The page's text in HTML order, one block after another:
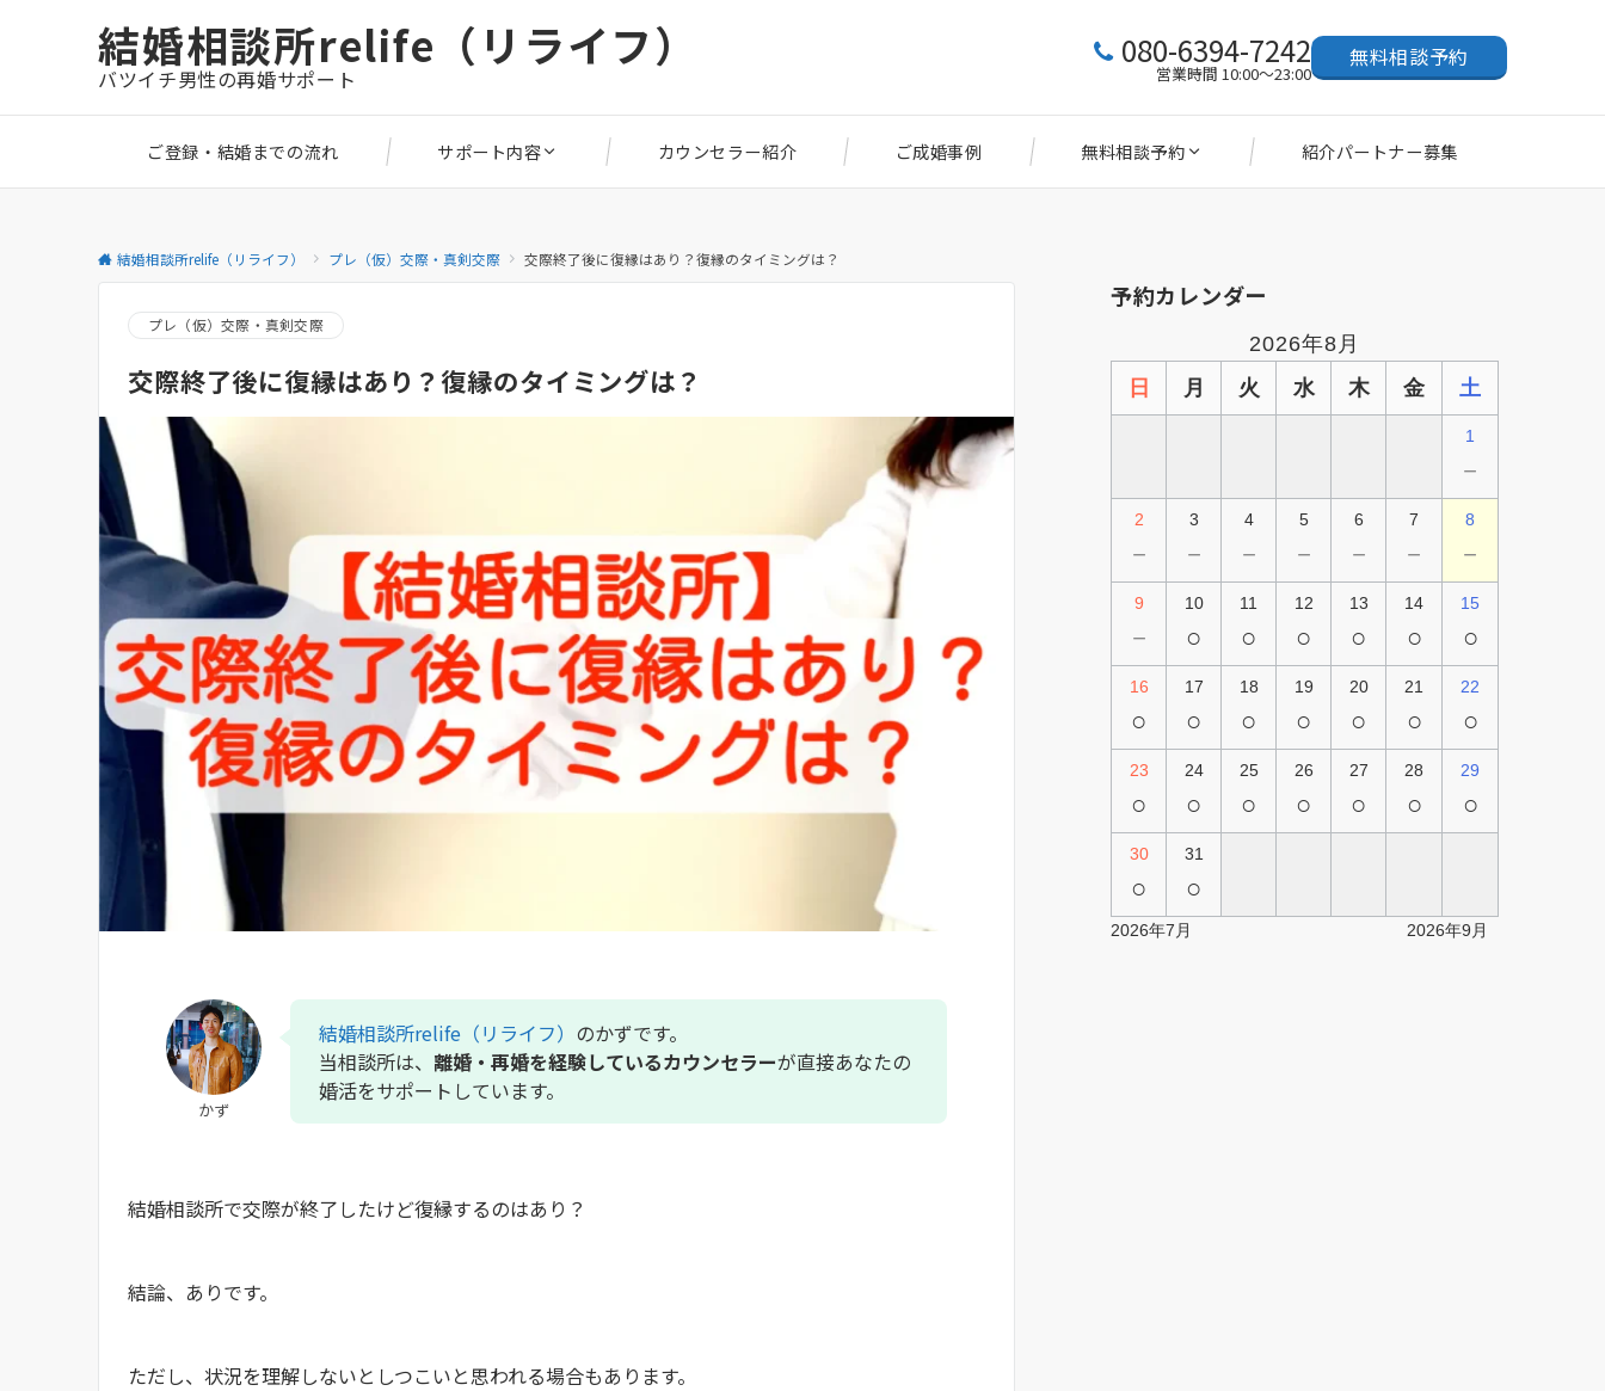
結婚相談所relife（リライフ）
バツイチ男性の再婚サポート
080-6394-7242
営業時間 10:00～23:00
無料相談予約
ご登録・結婚までの流れ サポート内容 カウンセラー紹介 ご成婚事例 無料相談予約 紹介パートナー募集
結婚相談所relife（リライフ） プレ（仮）交際・真剣交際 交際終了後に復縁はあり？復縁のタイミングは？
プレ（仮）交際・真剣交際
交際終了後に復縁はあり？復縁のタイミングは？
かず
結婚相談所relife（リライフ） のかずです。
当相談所は、 離婚・再婚を経験しているカウンセラーが直接あなたの
婚活をサポートしています。
結婚相談所で交際が終了したけど復縁するのはあり？
結論、ありです。
ただし、状況を理解しないとしつこいと思われる場合もあります。
予約カレンダー
2026年8月
日
月 火 水 木 金 土
1
－
2
－
3
－
4
－
5
－
6
－
7
－
8
－
9
－
10
○
11
○
12
○
13
○
14
○
15
○
16
○
17
○
18
○
19
○
20
○
21
○
22
○
23
○
24
○
25
○
26
○
27
○
28
○
29
○
30
○
31
○
2026年7月 2026年9月